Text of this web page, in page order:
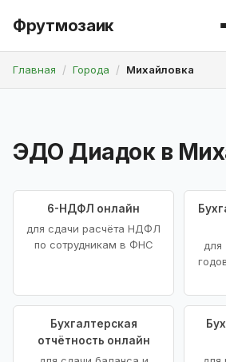
Фрутмозаик
Главная Города Михайловка
ЭДО Диадок в
6-НДФЛ онлайн
для сдачи расчёта НДФЛ
по сотрудникам в ФНС
для
Бухгалтерская
отчётность онлайн